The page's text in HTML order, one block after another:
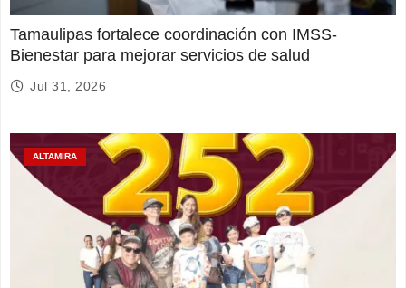
Tamaulipas fortalece coordinación con IMSS-
Bienestar para mejorar servicios de salud
Jul 31, 2026
ALTAMIRA